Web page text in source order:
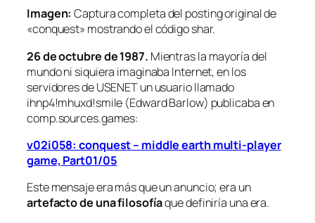
Imagen: Captura completa del posting original de
«conquest» mostrando el código shar.
26 de octubre de 1987. Mientras la mayoría del
mundo ni siquiera imaginaba Internet, en los
servidores de USENET un usuario llamado
ihnp4!mhuxd!smile (Edward Barlow) publicaba en
comp.sources.games:
v02i058: conquest – middle earth multi-player
game, Part01/05
Este mensaje era más que un anuncio; era un
artefacto de una filosofíaque definiría una era.